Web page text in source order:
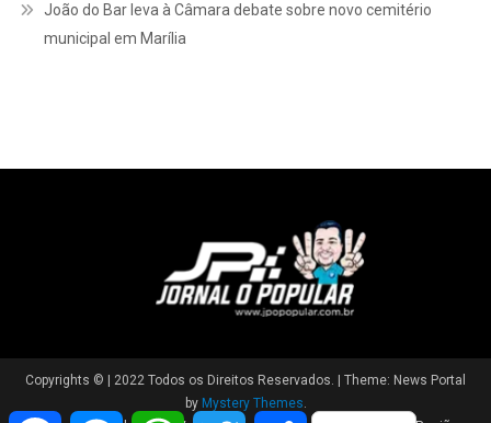
João do Bar leva à Câmara debate sobre novo cemitério
municipal em Marília
Copyrights © | 2022 Todos os Direitos Reservados. | Theme: News Portal
by Mystery Themes